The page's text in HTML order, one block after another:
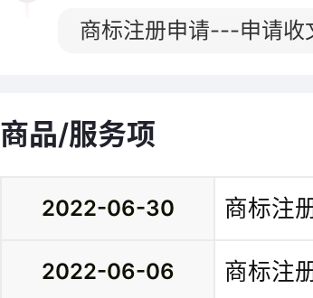
商标注册申请---申请收
商品/服务项
2022-06-30 商标注
2022-06-06 商标注